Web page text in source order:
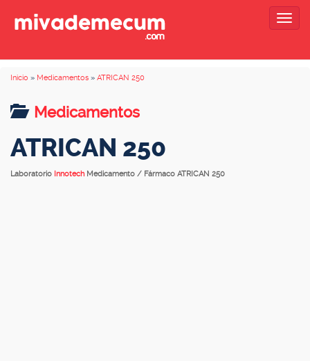
Inicio » Medicamentos » ATRICAN 250
Medicamentos
ATRICAN 250
Laboratorio Innotech Medicamento / Fármaco ATRICAN 250